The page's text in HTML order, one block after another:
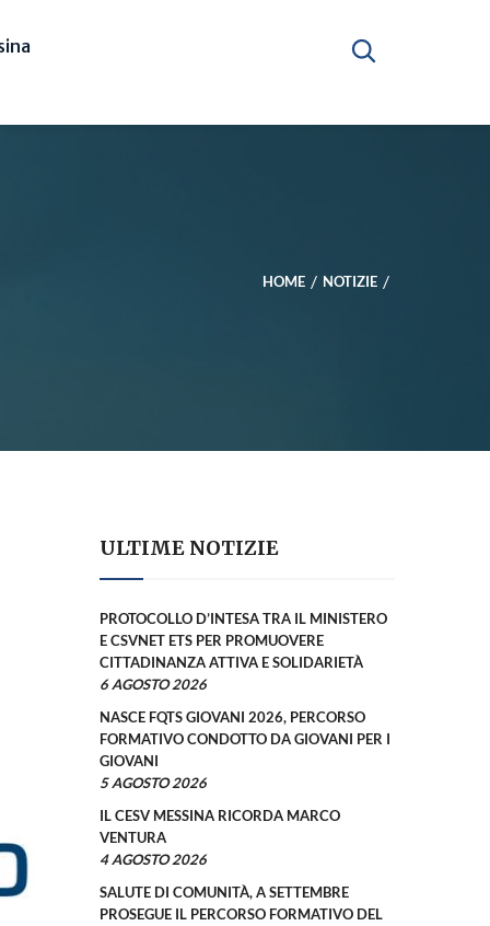
HOME NOTIZIE
ULTIME NOTIZIE
PROTOCOLLO D’INTESA TRA IL MINISTERO
E CSVNET ETS PER PROMUOVERE
CITTADINANZA ATTIVA E SOLIDARIETÀ
6 AGOSTO 2026
NASCE FQTS GIOVANI 2026, PERCORSO
FORMATIVO CONDOTTO DA GIOVANI PER I
GIOVANI
5 AGOSTO 2026
IL CESV MESSINA RICORDA MARCO
VENTURA
4 AGOSTO 2026
SALUTE DI COMUNITÀ, A SETTEMBRE
PROSEGUE IL PERCORSO FORMATIVO DEL